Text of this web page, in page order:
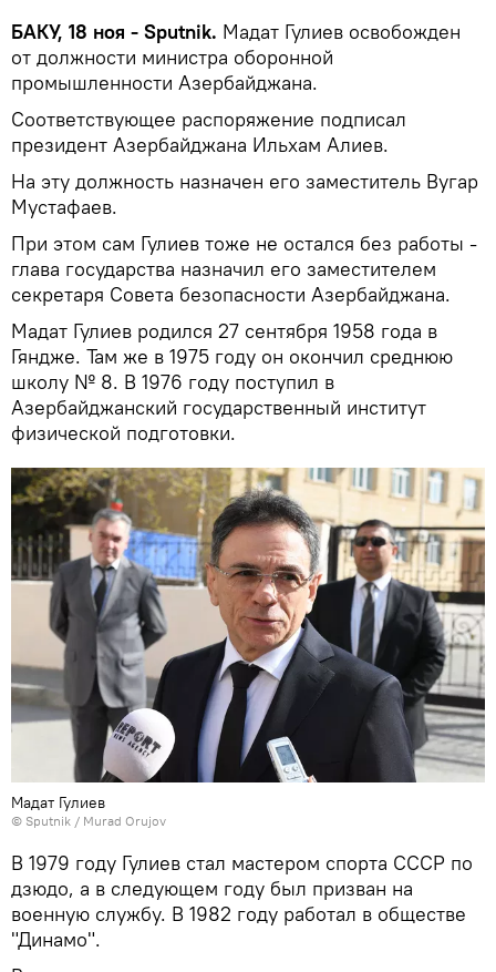
БАКУ, 18 ноя - Sputnik. Мадат Гулиев освобожден
от должности министра оборонной
промышленности Азербайджана.
Соответствующее распоряжение подписал
президент Азербайджана Ильхам Алиев.
На эту должность назначен его заместитель Вугар
Мустафаев.
При этом сам Гулиев тоже не остался без работы -
глава государства назначил его заместителем
секретаря Совета безопасности Азербайджана.
Мадат Гулиев родился 27 сентября 1958 года в
Гяндже. Там же в 1975 году он окончил среднюю
школу № 8. В 1976 году поступил в
Азербайджанский государственный институт
физической подготовки.
Мадат Гулиев
© Sputnik / Murad Orujov
В 1979 году Гулиев стал мастером спорта СССР по
дзюдо, а в следующем году был призван на
военную службу. В 1982 году работал в обществе
"Динамо".